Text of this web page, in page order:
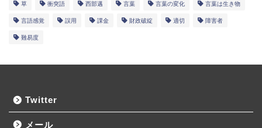
草 衝突語 西部邁 言葉 言葉の変化 言葉は生き物
言語感覚 誤用 課金 財政破綻 適切 障害者
難易度
Twitter
メール